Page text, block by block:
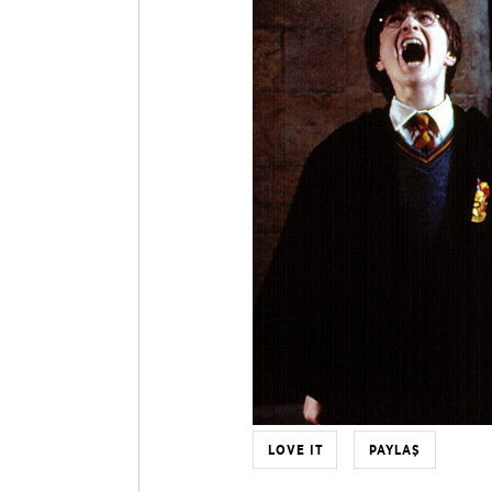
LOVE IT PAYLAŞ